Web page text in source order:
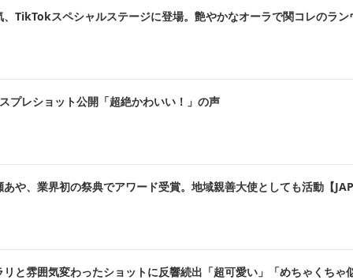
TikTokスペシャルステージに登場。艶やかなオーラで関コレのラ
プレショット公開「超絶かわいい！」の声
や、業界初の祭典でアワード受賞。地域親善大使としても活動【
と雰囲気変わったショットに反響続出「超可愛い」「めちゃくちゃ